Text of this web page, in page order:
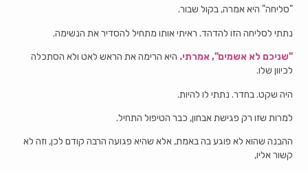
"סליחה" היא אמרה, בקול שבור.
נתתי לסליחה הזו להדהד. ראיתי אותו מתחיל להסדיר את הנשימה.
"שניכם לא אשמים", אמרתי. היא הרימה את הראש לאט ולא הסתכלה
לכיוון שלו.
היה שקט. בחדר. נתתי לו להיות.
למרות שזו רק פגישת אבחון, כבר הטיפול התחיל.
ההבנה שהוא לא פוגע בה באמת, אלא שהיא פגועה הרבה קודם לכן, וזה לא
קשור אליו,